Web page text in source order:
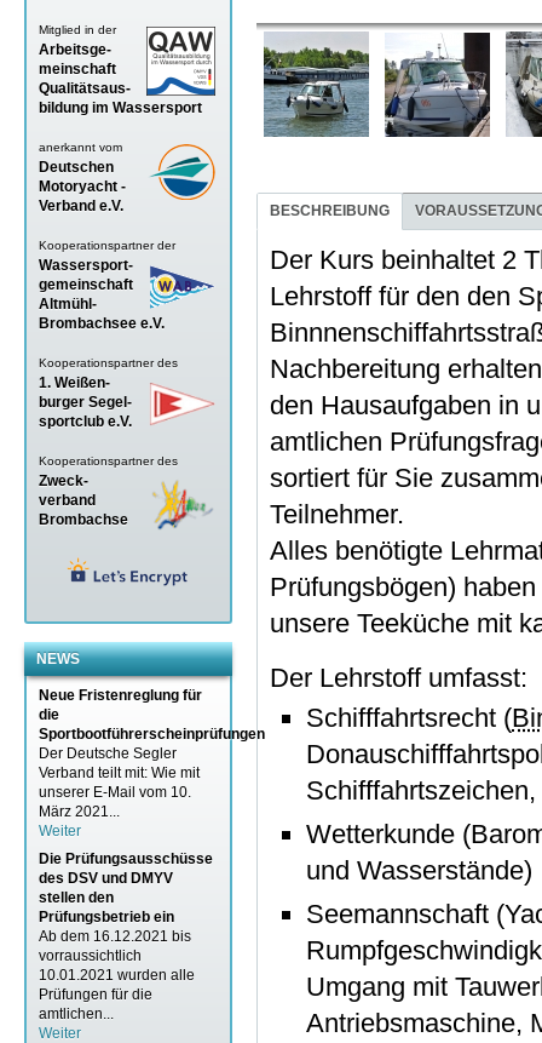
Mitglied in der
Arbeitsge-
meinschaft
Qualitätsaus-
bildung im Wassersport
anerkannt vom
Deutschen
Motoryacht -
Verband e.V.
Kooperationspartner der
Wassersport-
gemeinschaft
Altmühl-
Brombachsee e.V.
Kooperationspartner des
1. Weißen-
burger Segel-
sportclub e.V.
Kooperationspartner des
Zweck-
verband
Brombachse
NEWS
Neue Fristenreglung für
die
Sportbootführerscheinprüfungen
Der Deutsche Segler
Verband teilt mit: Wie mit
unserer E-Mail vom 10.
März 2021...
Weiter
Die Prüfungsausschüsse
des DSV und DMYV
stellen den
Prüfungsbetrieb ein
Ab dem 16.12.2021 bis
vorraussichtlich
10.01.2021 wurden alle
Prüfungen für die
amtlichen...
Weiter
BESCHREIBUNG
Der Kurs beinhaltet 2
Lehrstoff für den den
Nachbereitung
den Hausaufgaben in
amtlichen
sortiert für Sie
Teilnehmer.
Alles benötigte
Prüfungsbögen)
unsere Teeküche mit
Der Lehrstoff umfasst:
Schifffahrtsrecht (
Wetterkunde
und Wasserstände)
Seemannschaft
Umgang mit
Antriebsmaschine,